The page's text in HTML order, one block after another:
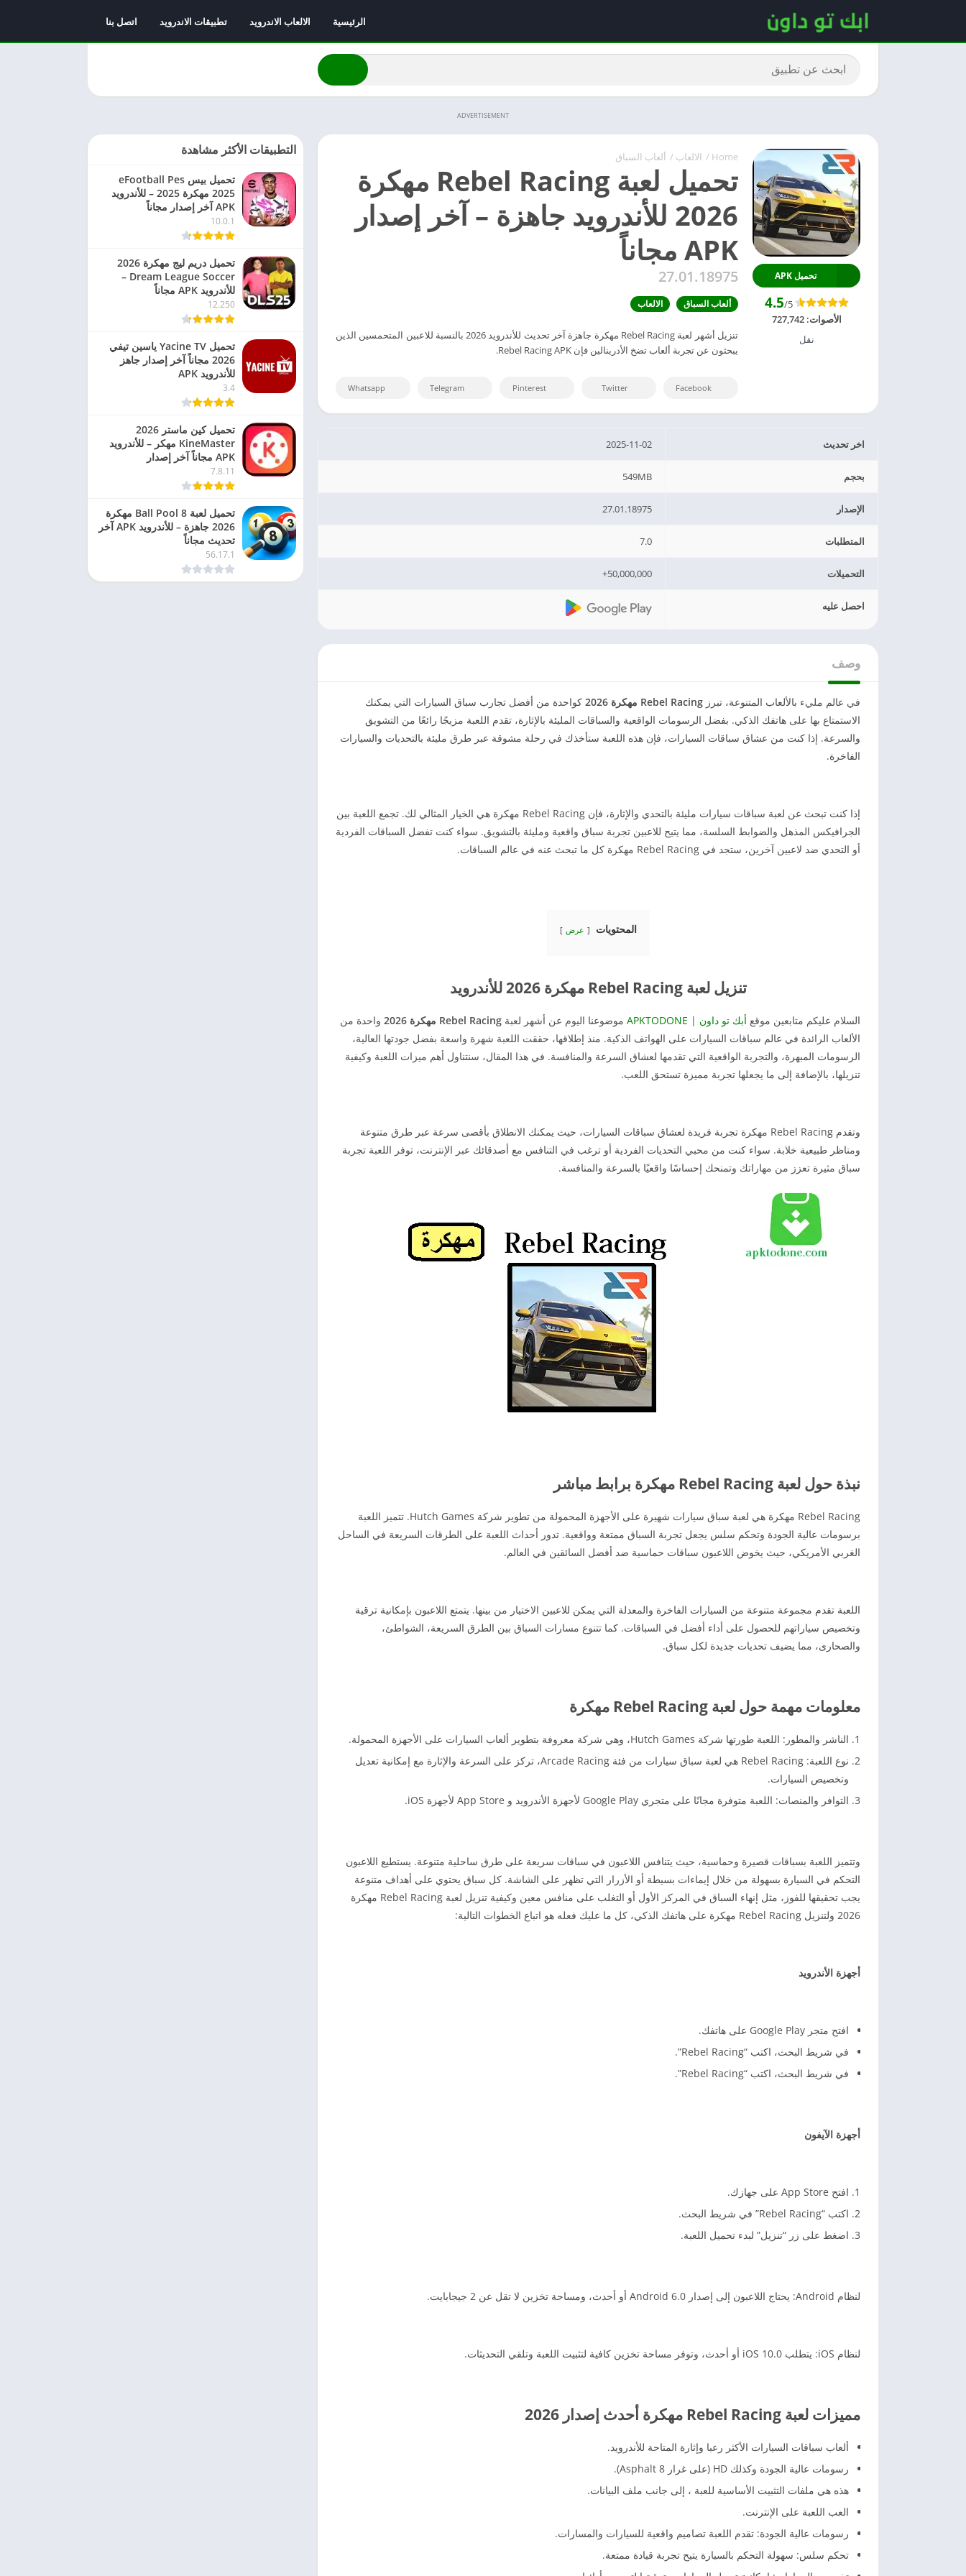
الرئيسية الالعاب الاندرويد تطبيقات الاندرويد اتصل بنا
ADVERTISEMENT
Home
/ الالعاب / ألعاب السباق
تحميل لعبة Rebel Racing مهكرة
2026 للأندرويد جاهزة – آخر إصدار
APK مجاناً
27.01.18975
ألعاب السباق الالعاب
تنزيل أشهر لعبة Rebel Racing مهكرة جاهزة آخر تحديث للأندرويد 2026 بالنسبة للاعبين المتحمسين الذين
يبحثون عن تجربة ألعاب تضخ الأدرينالين فإن Rebel Racing APK.
تحميل APK
4.5/5
الأصوات:727,742
نقل
Facebook
Twitter
Pinterest
Telegram
Whatsapp
اخر تحديث 2025-11-02
بحجم 549MB
الإصدار 27.01.18975
المتطلبات 7.0
التحميلات 50,000,000+
احصل عليه
وصف
في عالم مليء بالألعاب المتنوعة، تبرز Rebel Racing مهكرة 2026
كواحدة من أفضل تجارب سباق السيارات التي يمكنك
الاستمتاع بها على هاتفك الذكي. بفضل الرسومات الواقعية والسباقات المليئة بالإثارة، تقدم اللعبة مزيجًا رائعًا من التشويق
والسرعة. إذا كنت من عشاق سباقات السيارات، فإن هذه اللعبة ستأخذك في رحلة مشوقة عبر طرق مليئة بالتحديات والسيارات
الفاخرة.
إذا كنت تبحث عن لعبة سباقات سيارات مليئة بالتحدي والإثارة، فإن Rebel Racing مهكرة هي الخيار المثالي لك. تجمع اللعبة بين
الجرافيكس المذهل والضوابط السلسة، مما يتيح للاعبين تجربة سباق واقعية ومليئة بالتشويق. سواء كنت تفضل السباقات الفردية
أو التحدي ضد لاعبين آخرين، ستجد في Rebel Racing مهكرة كل ما تبحث عنه في عالم السباقات.
المحتويات عرض
تنزيل لعبة Rebel Racing مهكرة 2026 للأندرويد
السلام عليكم متابعين موقع أبك تو داون | APKTODONE موضوعنا اليوم عن أشهر لعبة Rebel Racing مهكرة 2026
واحدة من
الألعاب الرائدة في عالم سباقات السيارات على الهواتف الذكية. منذ إطلاقها، حققت اللعبة شهرة واسعة بفضل جودتها العالية،
الرسومات المبهرة، والتجربة الواقعية التي تقدمها لعشاق السرعة والمنافسة. في هذا المقال، سنتناول أهم ميزات اللعبة وكيفية
تنزيلها، بالإضافة إلى ما يجعلها تجربة مميزة تستحق اللعب.
وتقدم Rebel Racing مهكرة تجربة فريدة لعشاق سباقات السيارات، حيث يمكنك الانطلاق بأقصى سرعة عبر طرق متنوعة
ومناظر طبيعية خلابة. سواء كنت من محبي التحديات الفردية أو ترغب في التنافس مع أصدقائك عبر الإنترنت، توفر اللعبة تجربة
سباق مثيرة تعزز من مهاراتك وتمنحك إحساسًا واقعيًا بالسرعة والمنافسة.
نبذة حول لعبة Rebel Racing مهكرة برابط مباشر
Rebel Racing مهكرة هي لعبة سباق سيارات شهيرة على الأجهزة المحمولة من تطوير شركة Hutch Games. تتميز اللعبة
برسومات عالية الجودة وتحكم سلس يجعل تجربة السباق ممتعة وواقعية. تدور أحداث اللعبة على الطرقات السريعة في الساحل
الغربي الأمريكي، حيث يخوض اللاعبون سباقات حماسية ضد أفضل السائقين في العالم.
اللعبة تقدم مجموعة متنوعة من السيارات الفاخرة والمعدلة التي يمكن للاعبين الاختيار من بينها. يتمتع اللاعبون بإمكانية ترقية
وتخصيص سياراتهم للحصول على أداء أفضل في السباقات. كما تتنوع مسارات السباق بين الطرق السريعة، الشواطئ،
والصحارى، مما يضيف تحديات جديدة لكل سباق.
معلومات مهمة حول لعبة Rebel Racing مهكرة
الناشر والمطور: اللعبة طورتها شركة Hutch Games، وهي شركة معروفة بتطوير ألعاب السيارات على الأجهزة المحمولة.
نوع اللعبة: Rebel Racing هي لعبة سباق سيارات من فئة Arcade Racing، تركز على السرعة والإثارة مع إمكانية تعديل
وتخصيص السيارات.
التوافر والمنصات: اللعبة متوفرة مجانًا على متجري Google Play لأجهزة الأندرويد و App Store لأجهزة iOS.
وتتميز اللعبة بسباقات قصيرة وحماسية، حيث يتنافس اللاعبون في سباقات سريعة على طرق ساحلية متنوعة. يستطيع اللاعبون
التحكم في السيارة بسهولة من خلال إيماءات بسيطة أو الأزرار التي تظهر على الشاشة. كل سباق يحتوي على أهداف متنوعة
يجب تحقيقها للفوز، مثل إنهاء السباق في المركز الأول أو التغلب على منافس معين وكيفية تنزيل لعبة Rebel Racing مهكرة
2026 ولتنزيل Rebel Racing مهكرة على هاتفك الذكي، كل ما عليك فعله هو اتباع الخطوات التالية:
أجهزة الأندرويد
افتح متجر Google Play على هاتفك.
في شريط البحث، اكتب “Rebel Racing”.
في شريط البحث، اكتب “Rebel Racing”.
أجهزة الآيفون
افتح App Store على جهازك.
اكتب “Rebel Racing” في شريط البحث.
اضغط على زر “تنزيل” لبدء تحميل اللعبة.
لنظام Android: يحتاج اللاعبون إلى إصدار Android 6.0 أو أحدث، ومساحة تخزين لا تقل عن 2 جيجابايت.
لنظام iOS: يتطلب iOS 10.0 أو أحدث، وتوفر مساحة تخزين كافية لتثبيت اللعبة وتلقي التحديثات.
مميزات لعبة Rebel Racing مهكرة أحدث إصدار 2026
ألعاب سباقات السيارات الأكثر رعبا وإثارة المتاحة للأندرويد.
رسومات عالية الجودة وكذلك HD (على غرار Asphalt 8).
هذه هي ملفات التثبيت الأساسية للعبة ، إلى جانب ملف البيانات.
العب اللعبة على الإنترنت.
رسومات عالية الجودة: تقدم اللعبة تصاميم واقعية للسيارات والمسارات.
تحكم سلس: سهولة التحكم بالسيارة يتيح تجربة قيادة ممتعة.
التطبيقات الأكثر مشاهدة
تحميل بيس eFootball Pes
2025 مهكرة 2025 – للأندرويد
APK آخر إصدار مجاناً
10.0.1
تحميل دريم ليج مهكرة 2026
Dream League Soccer –
للأندرويد APK مجاناً
12.250
تحميل Yacine TV ياسين تيفي
2026 مجاناً آخر إصدار جاهز
للأندرويد APK
3.4
تحميل كين ماستر 2026
KineMaster مهكر – للأندرويد
APK مجاناً آخر إصدار
7.8.11
تحميل لعبة 8 Ball Pool مهكرة
2026 جاهزة – للأندرويد APK آخر
تحديث مجاناً
56.17.1